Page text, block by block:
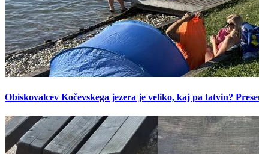
Obiskovalcev Kočevskega jezera je veliko, kaj pa tatvin?